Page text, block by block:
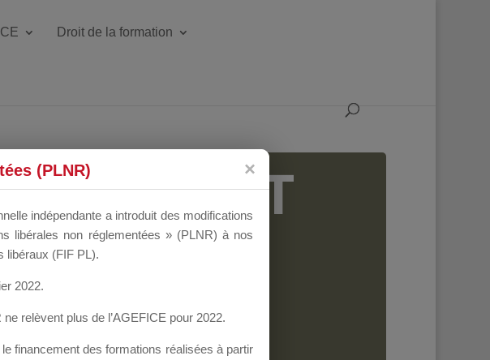
Droit de la formation
(PLNR)
indépendante a introduit des modifications
libérales non réglementées » (PLNR) à nos
libéraux (FIF PL).
2022.
ne relèvent plus de l’AGEFICE pour 2022.
financement des formations réalisées à partir